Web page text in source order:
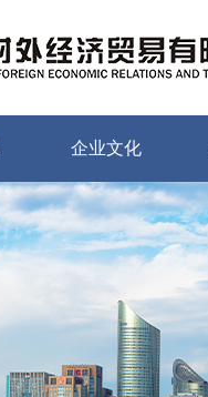
企业文化